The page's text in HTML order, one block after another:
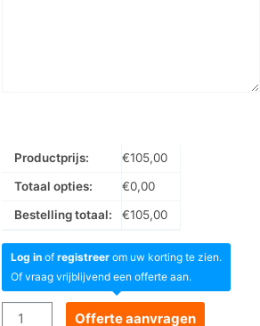
Productprijs: €105,00
Totaal opties:
€0,00
Bestelling totaal:
€105,00
Log in ofregistreer om uw korting te zien.
Of vraag vrijblijvend een offerte aan.
GoboserviceOfferte aanvragen